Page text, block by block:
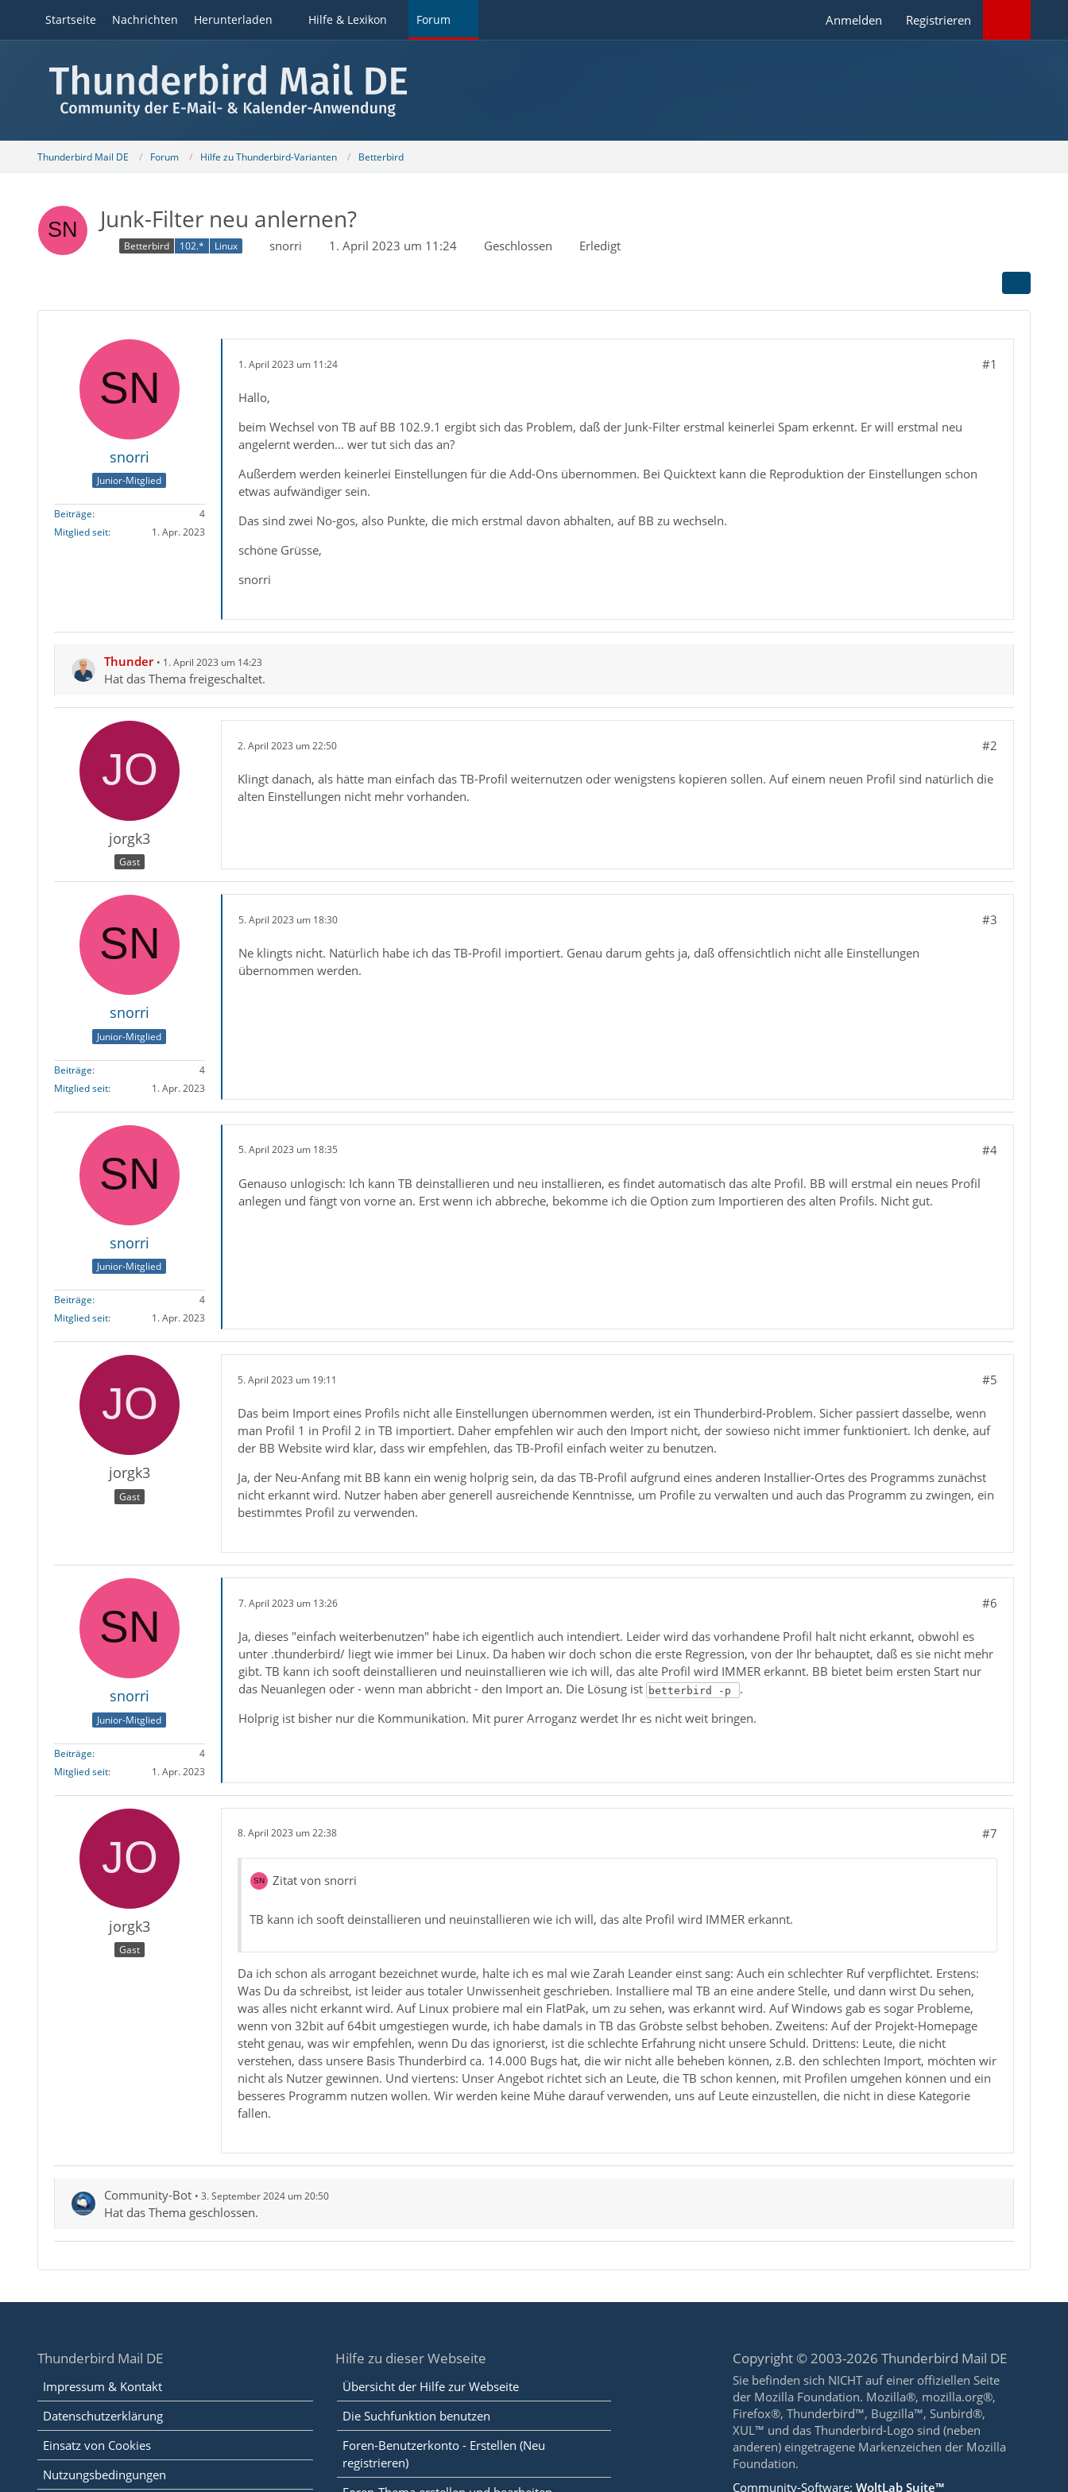
Startseite Nachrichten Herunterladen Hilfe & Lexikon Forum Anmelden Registrieren
Thunderbird Mail DE Forum Hilfe zu Thunderbird-Varianten Betterbird
Junk-Filter neu anlernen?
Betterbird 102.* Linux snorri 1. April 2023 um 11:24 Geschlossen Erledigt
snorri
Junior-Mitglied
Beiträge
4
Mitglied seit
1. Apr. 2023
1. April 2023 um 11:24 #1
Hallo,
beim Wechsel von TB auf BB 102.9.1 ergibt sich das Problem, daß der Junk-Filter erstmal keinerlei Spam erkennt. Er will erstmal neu
angelernt werden... wer tut sich das an?
Außerdem werden keinerlei Einstellungen für die Add-Ons übernommen. Bei Quicktext kann die Reproduktion der Einstellungen schon
etwas aufwändiger sein.
Das sind zwei No-gos, also Punkte, die mich erstmal davon abhalten, auf BB zu wechseln.
schöne Grüsse,
snorri
Thunder 1. April 2023 um 14:23
Hat das Thema freigeschaltet.
jorgk3
Gast
2. April 2023 um 22:50 #2
Klingt danach, als hätte man einfach das TB-Profil weiternutzen oder wenigstens kopieren sollen. Auf einem neuen Profil sind natürlich die
alten Einstellungen nicht mehr vorhanden.
snorri
Junior-Mitglied
Beiträge
4
Mitglied seit
1. Apr. 2023
5. April 2023 um 18:30 #3
Ne klingts nicht. Natürlich habe ich das TB-Profil importiert. Genau darum gehts ja, daß offensichtlich nicht alle Einstellungen
übernommen werden.
snorri
Junior-Mitglied
Beiträge
4
Mitglied seit
1. Apr. 2023
5. April 2023 um 18:35 #4
Genauso unlogisch: Ich kann TB deinstallieren und neu installieren, es findet automatisch das alte Profil. BB will erstmal ein neues Profil
anlegen und fängt von vorne an. Erst wenn ich abbreche, bekomme ich die Option zum Importieren des alten Profils. Nicht gut.
jorgk3
Gast
5. April 2023 um 19:11 #5
Das beim Import eines Profils nicht alle Einstellungen übernommen werden, ist ein Thunderbird-Problem. Sicher passiert dasselbe, wenn
man Profil 1 in Profil 2 in TB importiert. Daher empfehlen wir auch den Import nicht, der sowieso nicht immer funktioniert. Ich denke, auf
der BB Website wird klar, dass wir empfehlen, das TB-Profil einfach weiter zu benutzen.
Ja, der Neu-Anfang mit BB kann ein wenig holprig sein, da das TB-Profil aufgrund eines anderen Installier-Ortes des Programms zunächst
nicht erkannt wird. Nutzer haben aber generell ausreichende Kenntnisse, um Profile zu verwalten und auch das Programm zu zwingen, ein
bestimmtes Profil zu verwenden.
snorri
Junior-Mitglied
Beiträge
4
Mitglied seit
1. Apr. 2023
7. April 2023 um 13:26 #6
Ja, dieses "einfach weiterbenutzen" habe ich eigentlich auch intendiert. Leider wird das vorhandene Profil halt nicht erkannt, obwohl es
unter .thunderbird/ liegt wie immer bei Linux. Da haben wir doch schon die erste Regression, von der Ihr behauptet, daß es sie nicht mehr
gibt. TB kann ich sooft deinstallieren und neuinstallieren wie ich will, das alte Profil wird IMMER erkannt. BB bietet beim ersten Start nur
das Neuanlegen oder - wenn man abbricht - den Import an. Die Lösung ist betterbird -p
.
Holprig ist bisher nur die Kommunikation. Mit purer Arroganz werdet Ihr es nicht weit bringen.
jorgk3
Gast
8. April 2023 um 22:38 #7
Zitat von snorri
TB kann ich sooft deinstallieren und neuinstallieren wie ich will, das alte Profil wird IMMER erkannt.
Da ich schon als arrogant bezeichnet wurde, halte ich es mal wie Zarah Leander einst sang: Auch ein schlechter Ruf verpflichtet. Erstens:
Was Du da schreibst, ist leider aus totaler Unwissenheit geschrieben. Installiere mal TB an eine andere Stelle, und dann wirst Du sehen,
was alles nicht erkannt wird. Auf Linux probiere mal ein FlatPak, um zu sehen, was erkannt wird. Auf Windows gab es sogar Probleme,
wenn von 32bit auf 64bit umgestiegen wurde, ich habe damals in TB das Gröbste selbst behoben. Zweitens: Auf der Projekt-Homepage
steht genau, was wir empfehlen, wenn Du das ignorierst, ist die schlechte Erfahrung nicht unsere Schuld. Drittens: Leute, die nicht
verstehen, dass unsere Basis Thunderbird ca. 14.000 Bugs hat, die wir nicht alle beheben können, z.B. den schlechten Import, möchten wir
nicht als Nutzer gewinnen. Und viertens: Unser Angebot richtet sich an Leute, die TB schon kennen, mit Profilen umgehen können und ein
besseres Programm nutzen wollen. Wir werden keine Mühe darauf verwenden, uns auf Leute einzustellen, die nicht in diese Kategorie
fallen.
Community-Bot 3. September 2024 um 20:50
Hat das Thema geschlossen.
Thunderbird Mail DE
Impressum & Kontakt
Datenschutzerklärung
Einsatz von Cookies
Nutzungsbedingungen
Hilfe zu dieser Webseite
Übersicht der Hilfe zur Webseite
Die Suchfunktion benutzen
Foren-Benutzerkonto - Erstellen (Neu
registrieren)
Copyright © 2003-2026 Thunderbird Mail DE
Sie befinden sich NICHT auf einer offiziellen Seite
der Mozilla Foundation. Mozilla®, mozilla.org®,
Firefox®, Thunderbird™, Bugzilla™, Sunbird®,
XUL™ und das Thunderbird-Logo sind (neben
anderen) eingetragene Markenzeichen der Mozilla
Foundation.
Community-Software:WoltLab Suite™